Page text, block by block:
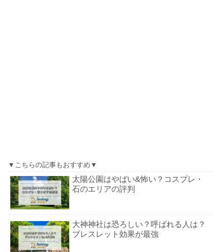
▼こちらの記事もおすすめ▼
太陽公園はやばい&怖い？コスプレ・
石のエリアの評判
大神神社は恐ろしい？呼ばれる人は？
ブレスレット効果が最強